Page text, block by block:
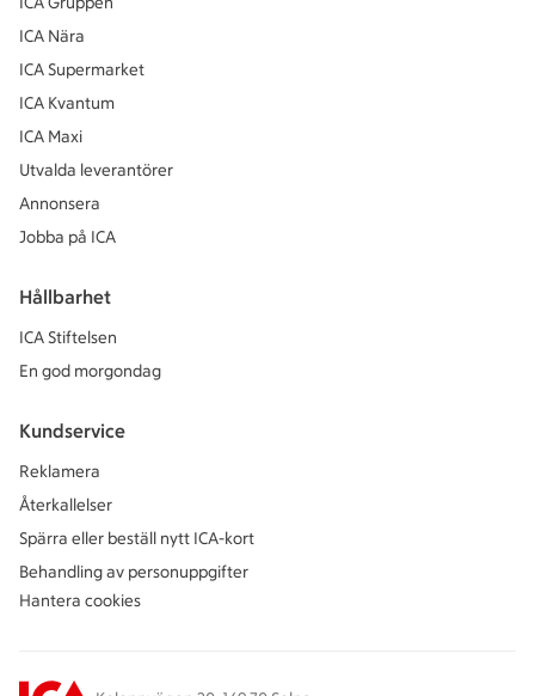
ICA Nära
ICA Supermarket
ICA Kvantum
ICA Maxi
Utvalda leverantörer
Annonsera
Jobba på ICA
Hållbarhet
ICA Stiftelsen
En god morgondag
Kundservice
Reklamera
Återkallelser
Spärra eller beställ nytt ICA-kort
Behandling av personuppgifter
Hantera cookies